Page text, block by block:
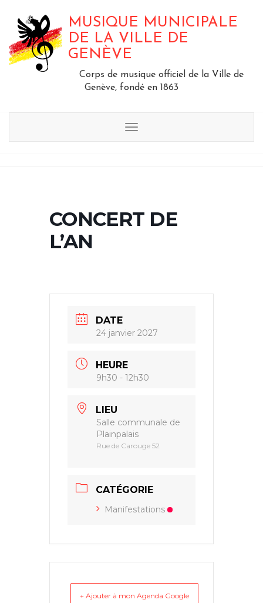
MUSIQUE MUNICIPALE
DE LA VILLE DE
GENÈVE
Corps de musique officiel de la Ville de
Genève, fondé en 1863
Menu
CONCERT DE
L’AN
DATE
24 janvier 2027
HEURE
9h30 - 12h30
LIEU
Salle communale de
Plainpalais
Rue de Carouge 52
CATÉGORIE
Manifestations
+ Ajouter à mon Agenda Google